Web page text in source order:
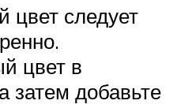
цвет следует
цвет в
затем добавьте